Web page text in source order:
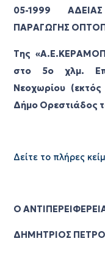
05-1999
ΠΑΡΑΓΩΓΗΣ
Της
στo 5ο χλμ.
Νεοχωρίου
Δήμο Ορεστιάδος
Δείτε το πλήρες
Ο
ΔΗΜΗΤΡΙΟΣ